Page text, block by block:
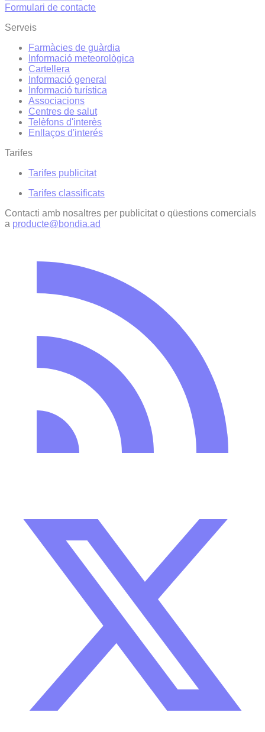
Formulari de contacte
Serveis
Farmàcies de guàrdia
Informació meteorològica
Cartellera
Informació general
Informació turística
Associacions
Centres de salut
Telèfons d'interès
Enllaços d'interés
Tarifes
Tarifes publicitat
Tarifes classificats
Contacti amb nosaltres per publicitat o qüestions comercials
a producte@bondia.ad